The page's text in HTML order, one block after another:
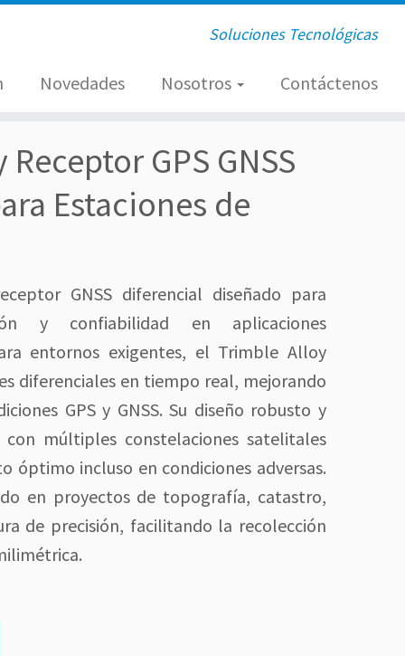
Soluciones Tecnológicas
Novedades Nosotros Contáctenos
GPS GNSS
Estaciones de
GNSS diferencial diseñado para
y confiabilidad en aplicaciones
entornos exigentes, el Trimble Alloy
diferenciales en tiempo real, mejorando
GPS y GNSS. Su diseño robusto y
múltiples constelaciones satelitales
óptimo incluso en condiciones adversas.
en proyectos de topografía, catastro,
de precisión, facilitando la recolección